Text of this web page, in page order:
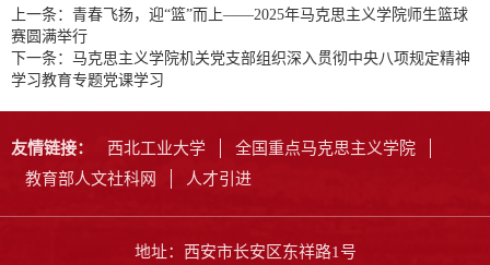
上一条： 青春飞扬，迎“篮”而上——2025年马克思主义学院师生篮球
赛圆满举行
下一条： 马克思主义学院机关党支部组织深入贯彻中央八项规定精神
学习教育专题党课学习
友情链接： 西北工业大学
全国重点马克思主义学院
教育部人文社科网
人才引进
地址：西安市长安区东祥路1号